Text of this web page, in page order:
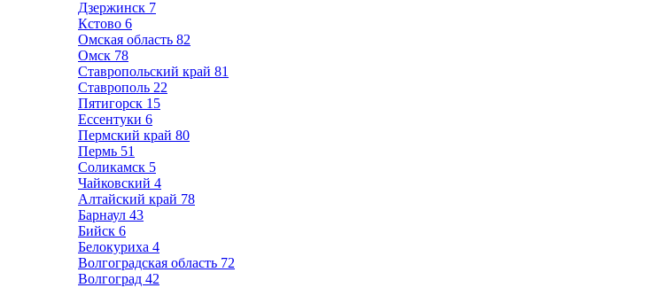
Дзержинск 7
Кстово 6
Омская область 82
Омск 78
Ставропольский край 81
Ставрополь 22
Пятигорск 15
Ессентуки 6
Пермский край 80
Пермь 51
Соликамск 5
Чайковский 4
Алтайский край 78
Барнаул 43
Бийск 6
Белокуриха 4
Волгоградская область 72
Волгоград 42